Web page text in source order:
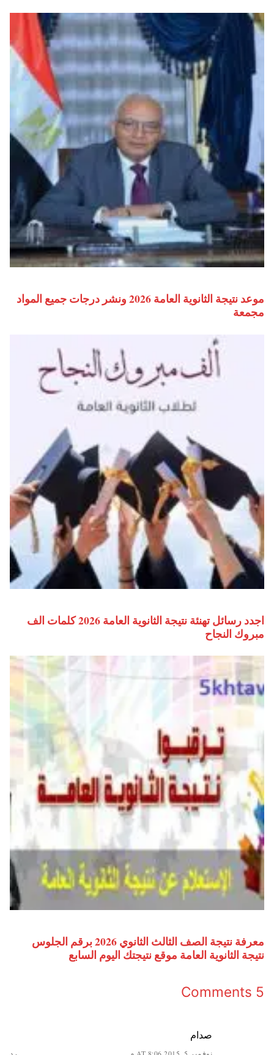
موعد نتيجة الثانوية العامة 2026 ونشر درجات جميع المواد
مجمعة
اجدد رسائل تهنئة نتيجة الثانوية العامة 2026 كلمات الف
مبروك النجاح
معرفة نتيجة الصف الثالث الثانوي 2026 برقم الجلوس
نتيجة الثانوية العامة موقع نتيجتك اليوم السابع
5 Comments
صدام